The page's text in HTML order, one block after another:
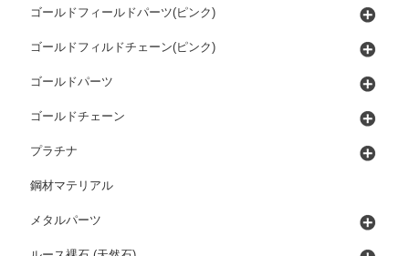
ゴールドフィールドパーツ(ピンク)
ゴールドフィルドチェーン(ピンク)
ゴールドパーツ
ゴールドチェーン
プラチナ
鋼材マテリアル
メタルパーツ